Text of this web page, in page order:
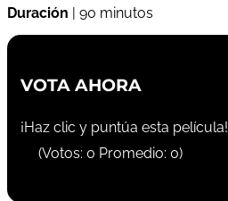
Duración | 90 minutos
VOTA AHORA
¡Haz clic y puntúa esta película!
(Votos: 0 Promedio: 0)